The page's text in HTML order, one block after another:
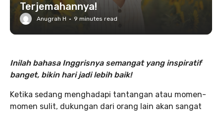
Terjemahannya!
Anugrah H · 9 minutes read
Inilah bahasa Inggrisnya semangat yang inspiratif
banget, bikin hari jadi lebih baik!
Ketika sedang menghadapi tantangan atau momen-
momen sulit, dukungan dari orang lain akan sangat